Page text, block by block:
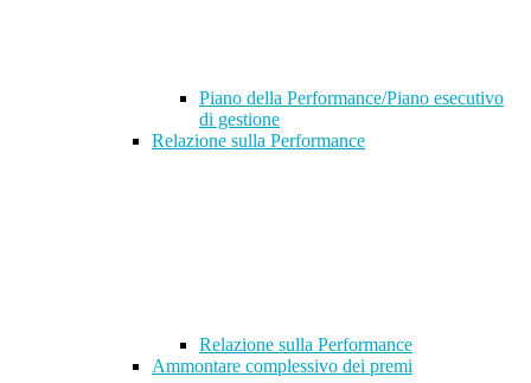
Piano della Performance/Piano esecutivo
di gestione
Relazione sulla Performance
Relazione sulla Performance
Ammontare complessivo dei premi